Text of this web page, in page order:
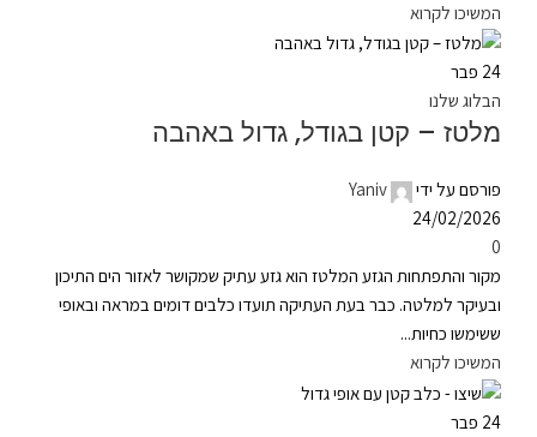
המשיכו לקרוא
24 פבר
הבלוג שלנו
מלטז – קטן בגודל, גדול באהבה
פורסם על ידי
Yaniv
24/02/2026
0
מקור והתפתחות הגזע המלטז הוא גזע עתיק שמקושר לאזור הים התיכון
ובעיקר למלטה. כבר בעת העתיקה תועדו כלבים דומים במראה ובאופי
ששימשו כחיות...
המשיכו לקרוא
24 פבר